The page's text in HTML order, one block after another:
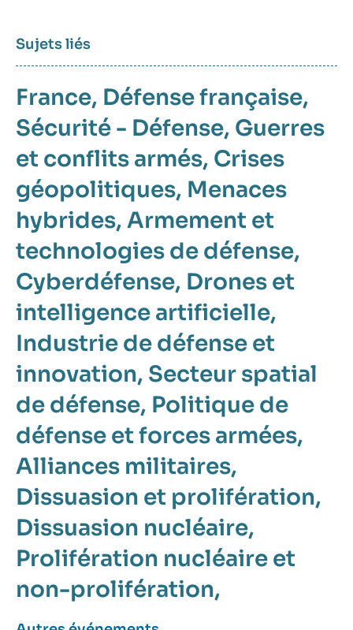
Sujets liés
France Défense française
Sécurité - Défense Guerres
et conflits armés Crises
géopolitiques Menaces
hybrides Armement et
technologies de défense
Cyberdéfense Drones et
intelligence artificielle
Industrie de défense et
innovation Secteur spatial
de défense Politique de
défense et forces armées
Alliances militaires
Dissuasion et prolifération
Dissuasion nucléaire
Prolifération nucléaire et
non-prolifération